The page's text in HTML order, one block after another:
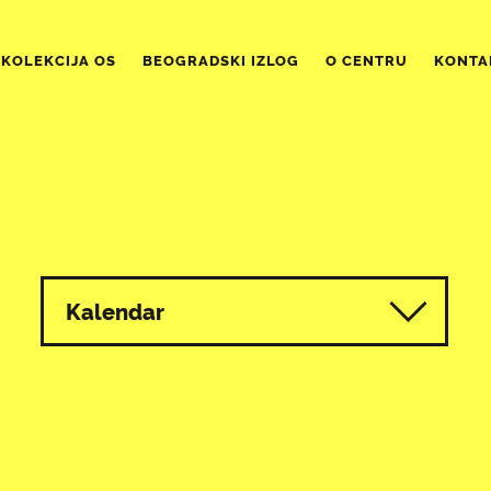
KOLEKCIJA OS BEOGRADSKI IZLOG O CENTRU
Kalendar